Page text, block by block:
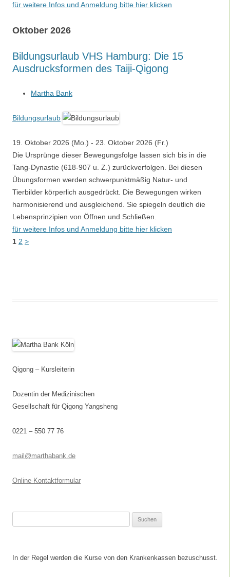
für weitere Infos und Anmeldung bitte hier klicken
Oktober 2026
Bildungsurlaub VHS Hamburg: Die 15
Ausdrucksformen des Taiji-Qigong
Martha Bank
Bildungsurlaub
19. Oktober 2026 (Mo.) - 23. Oktober 2026 (Fr.)
Die Ursprünge dieser Bewegungsfolge lassen sich bis in die
Tang-Dynastie (618-907 u. Z.) zurückverfolgen. Bei diesen
Übungsformen werden schwerpunktmäßig Natur- und
Tierbilder körperlich ausgedrückt. Die Bewegungen wirken
harmonisierend und ausgleichend. Sie spiegeln deutlich die
Lebensprinzipien von Öffnen und Schließen.
für weitere Infos und Anmeldung bitte hier klicken
1 2 >
Qigong – Kursleiterin
Dozentin der Medizinischen
Gesellschaft für Qigong Yangsheng
0221 – 550 77 76
mail@marthabank.de
Online-Kontaktformular
In der Regel werden die Kurse von den Krankenkassen bezuschusst.